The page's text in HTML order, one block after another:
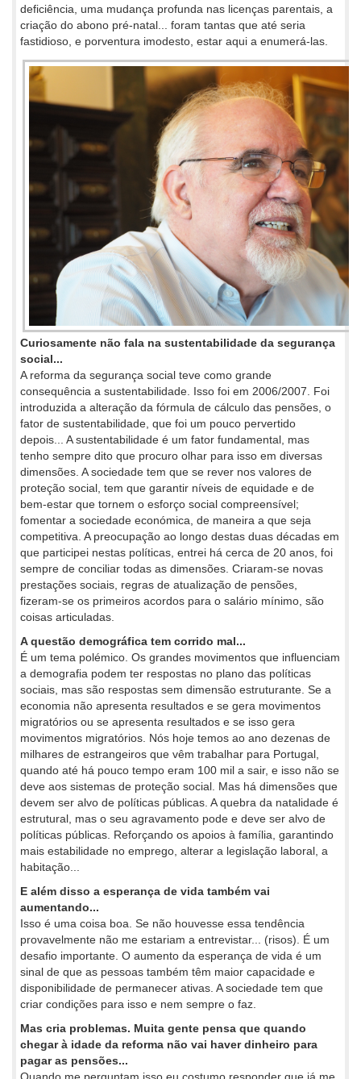
deficiência, uma mudança profunda nas licenças parentais, a
criação do abono pré-natal... foram tantas que até seria
fastidioso, e porventura imodesto, estar aqui a enumerá-las.
Curiosamente não fala na sustentabilidade da segurança
social...
A reforma da segurança social teve como grande
consequência a sustentabilidade. Isso foi em 2006/2007. Foi
introduzida a alteração da fórmula de cálculo das pensões, o
fator de sustentabilidade, que foi um pouco pervertido
depois... A sustentabilidade é um fator fundamental, mas
tenho sempre dito que procuro olhar para isso em diversas
dimensões. A sociedade tem que se rever nos valores de
proteção social, tem que garantir níveis de equidade e de
bem-estar que tornem o esforço social compreensível;
fomentar a sociedade económica, de maneira a que seja
competitiva. A preocupação ao longo destas duas décadas em
que participei nestas políticas, entrei há cerca de 20 anos, foi
sempre de conciliar todas as dimensões. Criaram-se novas
prestações sociais, regras de atualização de pensões,
fizeram-se os primeiros acordos para o salário mínimo, são
coisas articuladas.
A questão demográfica tem corrido mal...
É um tema polémico. Os grandes movimentos que influenciam
a demografia podem ter respostas no plano das políticas
sociais, mas são respostas sem dimensão estruturante. Se a
economia não apresenta resultados e se gera movimentos
migratórios ou se apresenta resultados e se isso gera
movimentos migratórios. Nós hoje temos ao ano dezenas de
milhares de estrangeiros que vêm trabalhar para Portugal,
quando até há pouco tempo eram 100 mil a sair, e isso não se
deve aos sistemas de proteção social. Mas há dimensões que
devem ser alvo de políticas públicas. A quebra da natalidade é
estrutural, mas o seu agravamento pode e deve ser alvo de
políticas públicas. Reforçando os apoios à família, garantindo
mais estabilidade no emprego, alterar a legislação laboral, a
habitação...
E além disso a esperança de vida também vai
aumentando...
Isso é uma coisa boa. Se não houvesse essa tendência
provavelmente não me estariam a entrevistar... (risos). É um
desafio importante. O aumento da esperança de vida é um
sinal de que as pessoas também têm maior capacidade e
disponibilidade de permanecer ativas. A sociedade tem que
criar condições para isso e nem sempre o faz.
Mas cria problemas. Muita gente pensa que quando
chegar à idade da reforma não vai haver dinheiro para
pagar as pensões...